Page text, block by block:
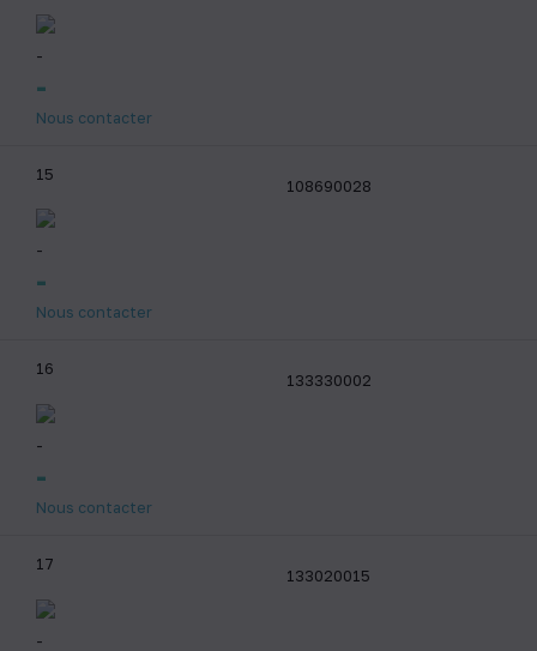
-
-
Nous contacter
15
108690028
-
-
Nous contacter
16
133330002
-
-
Nous contacter
17
133020015
-